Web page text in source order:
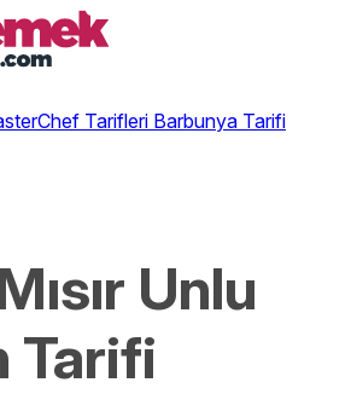
Tarifleri Barbunya Tarifi
Unlu
Tarifi